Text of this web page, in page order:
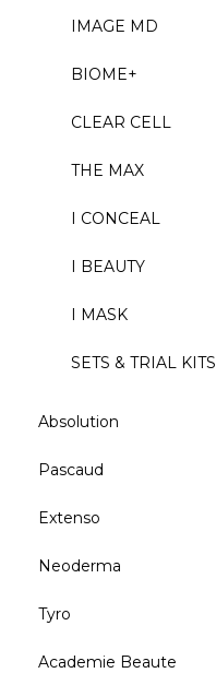
IMAGE MD
BIOME+
CLEAR CELL
THE MAX
I CONCEAL
I BEAUTY
I MASK
SETS & TRIAL KITS
Absolution
Pascaud
Extenso
Neoderma
Tyro
Academie Beaute